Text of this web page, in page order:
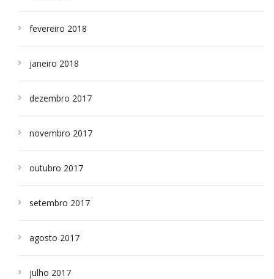
fevereiro 2018
janeiro 2018
dezembro 2017
novembro 2017
outubro 2017
setembro 2017
agosto 2017
julho 2017